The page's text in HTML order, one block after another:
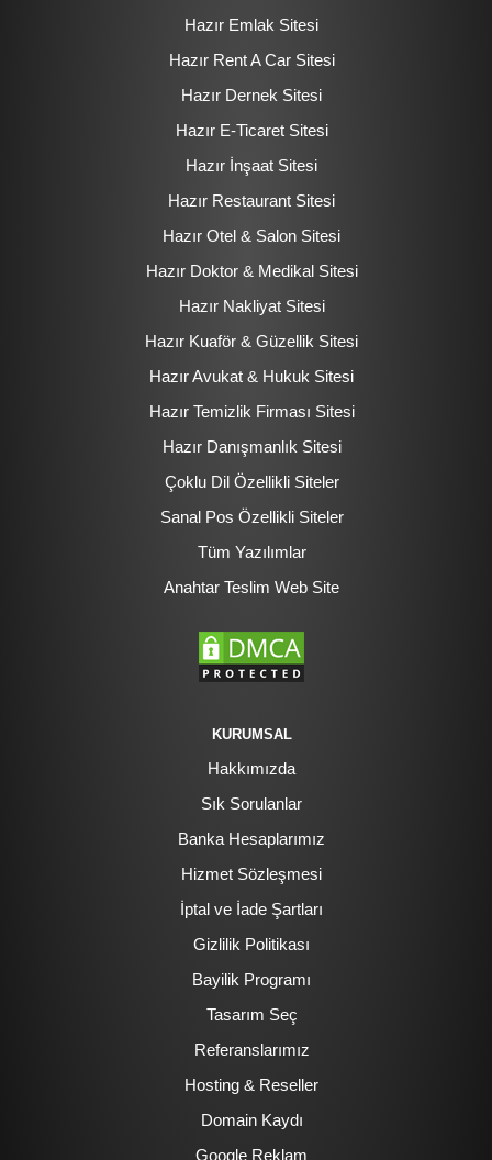
Hazır Emlak Sitesi
Hazır Rent A Car Sitesi
Hazır Dernek Sitesi
Hazır E-Ticaret Sitesi
Hazır İnşaat Sitesi
Hazır Restaurant Sitesi
Hazır Otel & Salon Sitesi
Hazır Doktor & Medikal Sitesi
Hazır Nakliyat Sitesi
Hazır Kuaför & Güzellik Sitesi
Hazır Avukat & Hukuk Sitesi
Hazır Temizlik Firması Sitesi
Hazır Danışmanlık Sitesi
Çoklu Dil Özellikli Siteler
Sanal Pos Özellikli Siteler
Tüm Yazılımlar
Anahtar Teslim Web Site
KURUMSAL
Hakkımızda
Sık Sorulanlar
Banka Hesaplarımız
Hizmet Sözleşmesi
İptal ve İade Şartları
Gizlilik Politikası
Bayilik Programı
Tasarım Seç
Referanslarımız
Hosting & Reseller
Domain Kaydı
Google Reklam